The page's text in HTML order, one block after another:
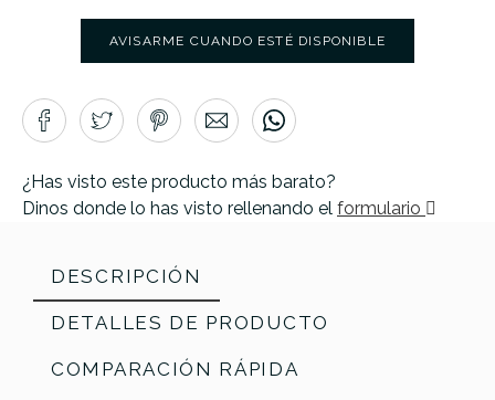
AVISARME CUANDO ESTÉ DISPONIBLE
¿Has visto este producto más barato?
Dinos donde lo has visto rellenando el formulario
DESCRIPCIÓN
DETALLES DE PRODUCTO
COMPARACIÓN RÁPIDA